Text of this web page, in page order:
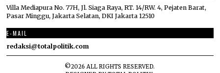
Villa Mediapura No. 77H, Jl. Siaga Raya, RT. 14/RW. 4, Pejaten Barat,
Pasar Minggu, Jakarta Selatan, DKI Jakarta 12510
E-MAIL
redaksi@totalpolitik.com
©2026 ALL RIGHTS RESERVED.